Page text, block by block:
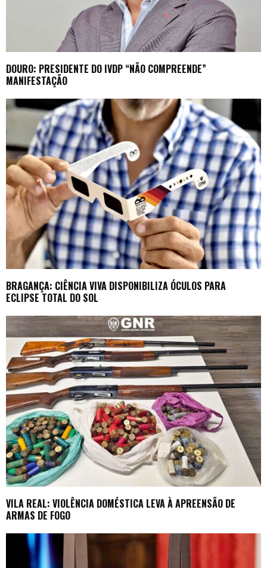
DOURO: PRESIDENTE DO IVDP “NÃO COMPREENDE”
MANIFESTAÇÃO
BRAGANÇA: CIÊNCIA VIVA DISPONIBILIZA ÓCULOS PARA
ECLIPSE TOTAL DO SOL
VILA REAL: VIOLÊNCIA DOMÉSTICA LEVA À APREENSÃO DE
ARMAS DE FOGO